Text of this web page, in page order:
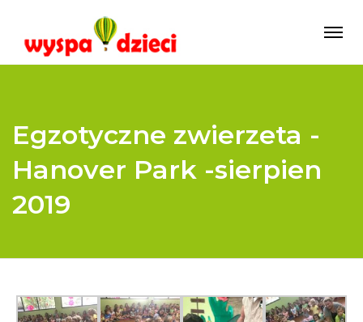
Egzotyczne zwierzeta -
Hanover Park -sierpien
2019